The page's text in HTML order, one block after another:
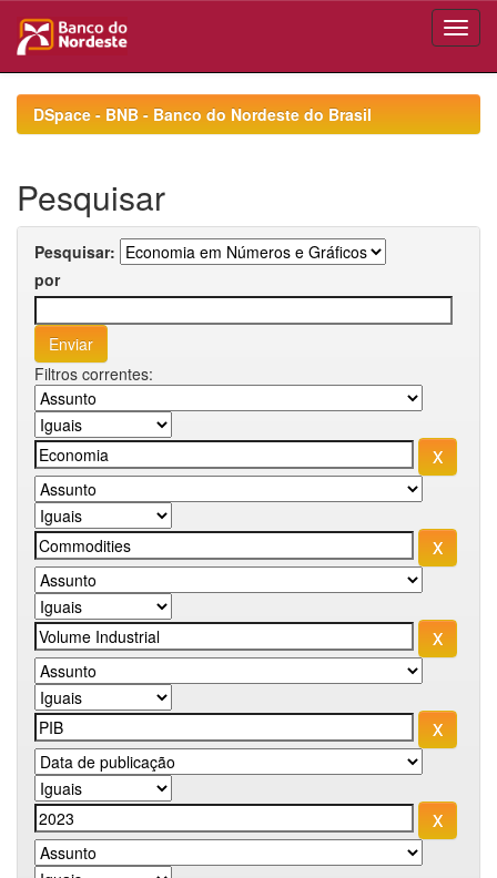
navigationDSpace - BNB - Banco do Nordeste do Brasil
Pesquisar
Pesquisar:
por
Filtros correntes: